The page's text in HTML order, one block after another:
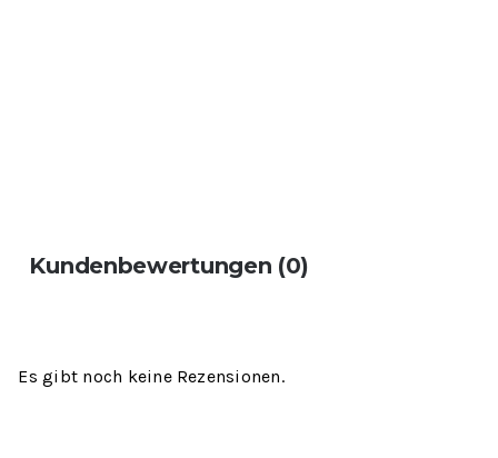
Kundenbewertungen (0)
Es gibt noch keine Rezensionen.